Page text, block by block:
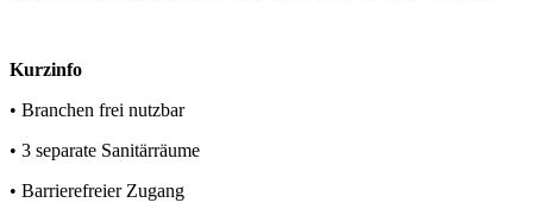
Kurzinfo
• Branchen frei nutzbar
• 3 separate Sanitärräume
• Barrierefreier Zugang